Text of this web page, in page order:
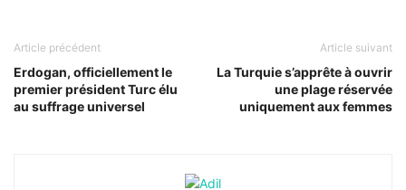
Article précédent
Erdogan, officiellement le
premier président Turc élu
au suffrage universel
Article suivant
La Turquie s’apprête à ouvrir
une plage réservée
uniquement aux femmes